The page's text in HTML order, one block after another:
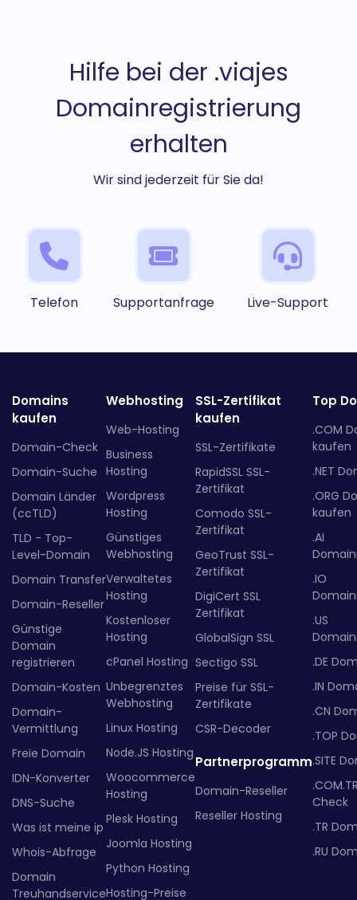
Hilfe bei der .viajes
Domainregistrierung
erhalten
Wir sind jederzeit für Sie da!
Telefon Supportanfrage Live-Support
Domains
kaufen
Domain-Check
Domain-Suche
Domain Länder
(ccTLD)
TLD - Top-
Level-Domain
Domain Transfer
Domain-Reseller
Günstige
Domain
registrieren
Domain-Kosten
Domain-
Vermittlung
Freie Domain
IDN-Konverter
DNS-Suche
Was ist meine ip
Whois-Abfrage
Domain
Treuhandservice
Webhosting
Web-Hosting
Business
Hosting
Wordpress
Hosting
Günstiges
Webhosting
Verwaltetes
Hosting
Kostenloser
Hosting
cPanel Hosting
Unbegrenztes
Webhosting
Linux Hosting
Node.JS Hosting
Woocommerce
Hosting
Plesk Hosting
Joomla Hosting
Python Hosting
Hosting-Preise
SSL-Zertifikat
kaufen
SSL-Zertifikate
RapidSSL SSL-
Zertifikat
Comodo SSL-
Zertifikat
GeoTrust SSL-
Zertifikat
DigiCert SSL
Zertifikat
GlobalSign SSL
Sectigo SSL
Preise für SSL-
Zertifikate
CSR-Decoder
Partnerprogramm
Domain-Reseller
Reseller Hosting
Top
.COM
kaufen
.NET
.ORG
kaufen
.AI
.IO
.US
.DE
.IN
.CN
.TOP
.SITE
Check
.TR
.RU